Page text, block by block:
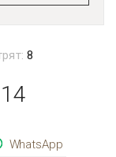
8
WhatsApp